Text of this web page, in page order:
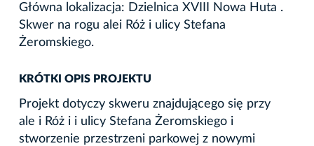
Główna lokalizacja: Dzielnica XVIII Nowa Huta .
Skwer na rogu alei Róż i ulicy Stefana
Żeromskiego.
KRÓTKI OPIS PROJEKTU
Projekt dotyczy skweru znajdującego się przy
ale i Róż i i ulicy Stefana Żeromskiego i
stworzenie przestrzeni parkowej z nowymi